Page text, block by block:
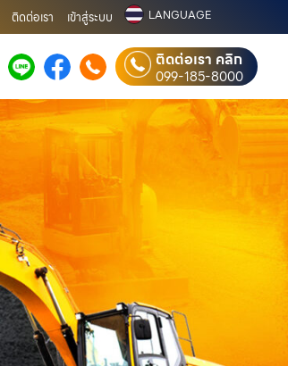
ติดต่อเรา เข้าสู่ระบบ LANGUAGE
ติดต่อเรา คลิก
099-185-8000